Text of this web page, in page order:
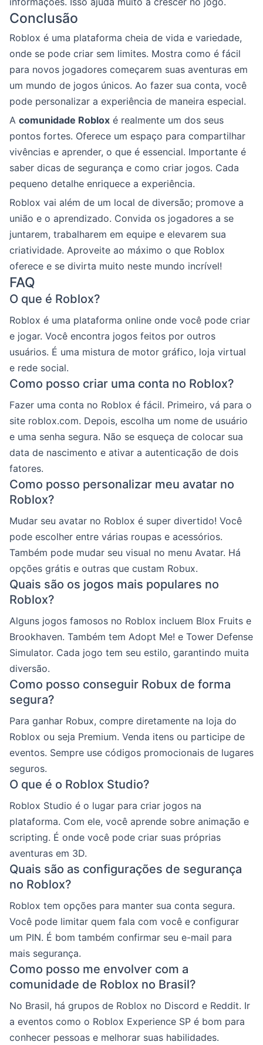
Conclusão
Roblox é uma plataforma cheia de vida e variedade,
onde se pode criar sem limites. Mostra como é fácil
para novos jogadores começarem suas aventuras em
um mundo de jogos únicos. Ao fazer sua conta, você
pode personalizar a experiência de maneira especial.
A comunidade Roblox é realmente um dos seus
pontos fortes. Oferece um espaço para compartilhar
vivências e aprender, o que é essencial. Importante é
saber dicas de segurança e como criar jogos. Cada
pequeno detalhe enriquece a experiência.
Roblox vai além de um local de diversão; promove a
união e o aprendizado. Convida os jogadores a se
juntarem, trabalharem em equipe e elevarem sua
criatividade. Aproveite ao máximo o que Roblox
oferece e se divirta muito neste mundo incrível!
FAQ
O que é Roblox?
Roblox é uma plataforma online onde você pode criar
e jogar. Você encontra jogos feitos por outros
usuários. É uma mistura de motor gráfico, loja virtual
e rede social.
Como posso criar uma conta no Roblox?
Fazer uma conta no Roblox é fácil. Primeiro, vá para o
site roblox.com. Depois, escolha um nome de usuário
e uma senha segura. Não se esqueça de colocar sua
data de nascimento e ativar a autenticação de dois
fatores.
Como posso personalizar meu avatar no
Roblox?
Mudar seu avatar no Roblox é super divertido! Você
pode escolher entre várias roupas e acessórios.
Também pode mudar seu visual no menu Avatar. Há
opções grátis e outras que custam Robux.
Quais são os jogos mais populares no
Roblox?
Alguns jogos famosos no Roblox incluem Blox Fruits e
Brookhaven. Também tem Adopt Me! e Tower Defense
Simulator. Cada jogo tem seu estilo, garantindo muita
diversão.
Como posso conseguir Robux de forma
segura?
Para ganhar Robux, compre diretamente na loja do
Roblox ou seja Premium. Venda itens ou participe de
eventos. Sempre use códigos promocionais de lugares
seguros.
O que é o Roblox Studio?
Roblox Studio é o lugar para criar jogos na
plataforma. Com ele, você aprende sobre animação e
scripting. É onde você pode criar suas próprias
aventuras em 3D.
Quais são as configurações de segurança
no Roblox?
Roblox tem opções para manter sua conta segura.
Você pode limitar quem fala com você e configurar
um PIN. É bom também confirmar seu e-mail para
mais segurança.
Como posso me envolver com a
comunidade de Roblox no Brasil?
No Brasil, há grupos de Roblox no Discord e Reddit. Ir
a eventos como o Roblox Experience SP é bom para
conhecer pessoas e melhorar suas habilidades.